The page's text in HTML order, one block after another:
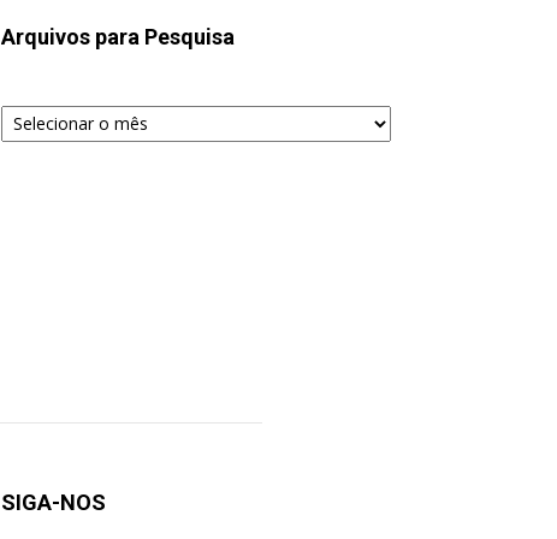
Arquivos para Pesquisa
Arquivos
para
SIGA-NOS